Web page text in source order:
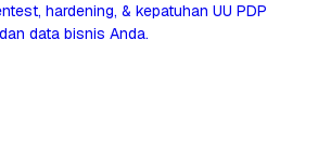
hardening, & kepatuhan UU PDP
data bisnis Anda.